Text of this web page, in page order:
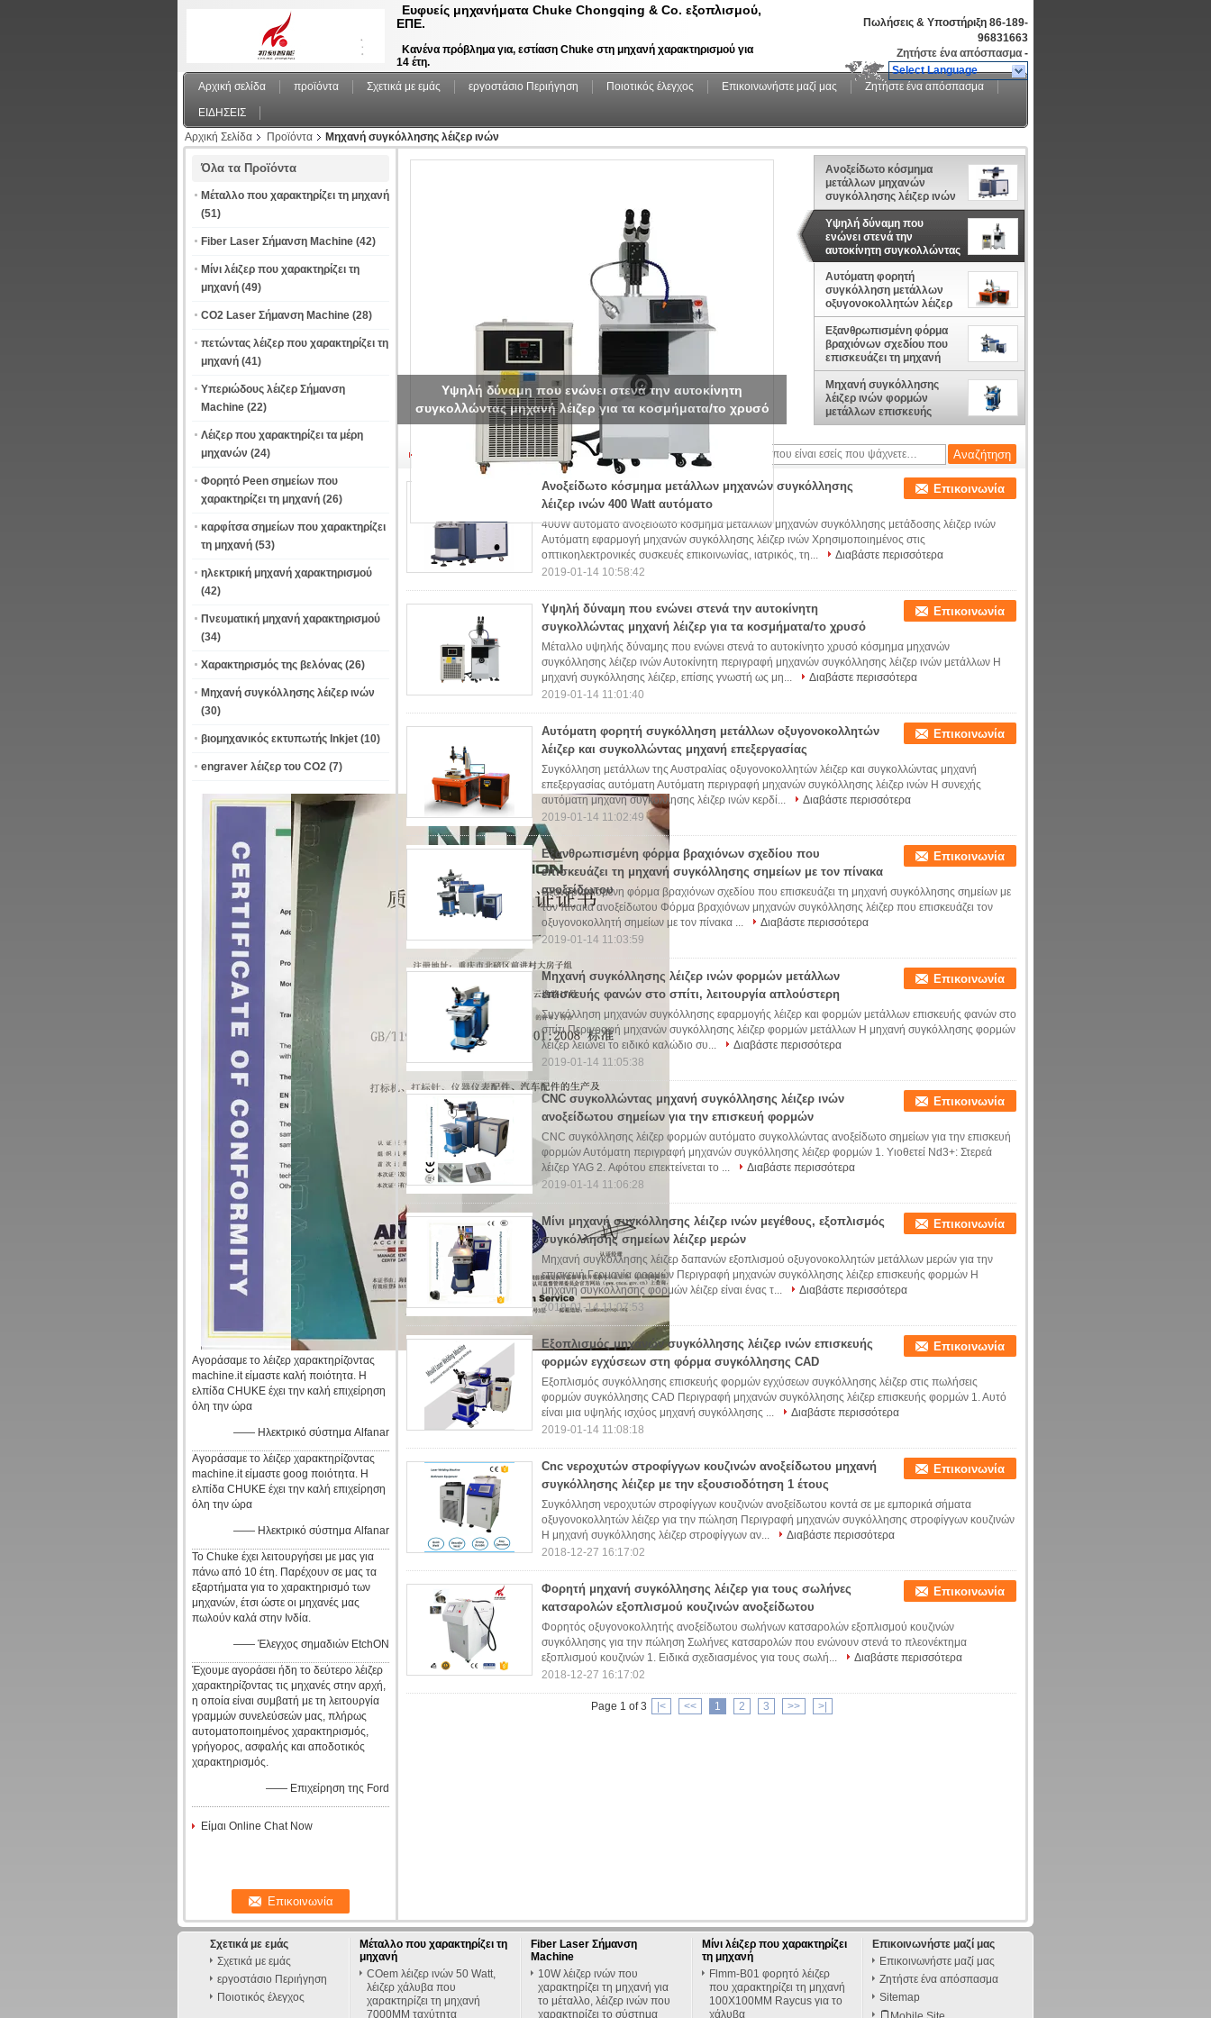
Ευφυείς μηχανήματα Chuke Chongqing & Co. εξοπλισμού,
ΕΠΕ.
Κανένα πρόβλημα για, εστίαση Chuke στη μηχανή χαρακτηρισμού για
14 έτη.
Πωλήσεις & Υποστήριξη 86-189-
96831663
Ζητήστε ένα απόσπασμα -
Select Language
Αρχική σελίδα
προϊόντα Σχετικά με εμάς εργοστάσιο Περιήγηση Ποιοτικός έλεγχος Επικοινωνήστε μαζί μας Ζητήστε ένα απόσπασμα
ΕΙΔΗΣΕΙΣ
Αρχική Σελίδα
Προϊόντα Μηχανή συγκόλλησης λέιζερ ινών
Όλα τα Προϊόντα
Μέταλλο που χαρακτηρίζει τη μηχανή
(51)
Fiber Laser Σήμανση Machine (42)
Μίνι λέιζερ που χαρακτηρίζει τη
μηχανή (49)
CO2 Laser Σήμανση Machine (28)
πετώντας λέιζερ που χαρακτηρίζει τη
μηχανή (41)
Υπεριώδους λέιζερ Σήμανση
Machine (22)
Λέιζερ που χαρακτηρίζει τα μέρη
μηχανών (24)
Φορητό Peen σημείων που
χαρακτηρίζει τη μηχανή (26)
καρφίτσα σημείων που χαρακτηρίζει
τη μηχανή (53)
ηλεκτρική μηχανή χαρακτηρισμού
(42)
Πνευματική μηχανή χαρακτηρισμού
(34)
Χαρακτηρισμός της βελόνας (26)
Μηχανή συγκόλλησης λέιζερ ινών
(30)
βιομηχανικός εκτυπωτής Inkjet (10)
engraver λέιζερ του CO2 (7)
Αγοράσαμε το λέιζερ χαρακτηρίζοντας
machine.it είμαστε καλή ποιότητα. Η
ελπίδα CHUKE έχει την καλή επιχείρηση
όλη την ώρα
—— Ηλεκτρικό σύστημα Alfanar
Αγοράσαμε το λέιζερ χαρακτηρίζοντας
machine.it είμαστε goog ποιότητα. Η
ελπίδα CHUKE έχει την καλή επιχείρηση
όλη την ώρα
—— Ηλεκτρικό σύστημα Alfanar
Το Chuke έχει λειτουργήσει με μας για
πάνω από 10 έτη. Παρέχουν σε μας τα
εξαρτήματα για το χαρακτηρισμό των
μηχανών, έτσι ώστε οι μηχανές μας
πωλούν καλά στην Ινδία.
—— Έλεγχος σημαδιών EtchON
Έχουμε αγοράσει ήδη το δεύτερο λέιζερ
χαρακτηρίζοντας τις μηχανές στην αρχή,
η οποία είναι συμβατή με τη λειτουργία
γραμμών συνελεύσεών μας, πλήρως
αυτοματοποιημένος χαρακτηρισμός,
γρήγορος, ασφαλής και αποδοτικός
χαρακτηρισμός.
—— Επιχείρηση της Ford
Είμαι Online Chat Now
Υψηλή δύναμη που ενώνει στενά την αυτοκίνητη
συγκολλώντας μηχανή λέιζερ για τα κοσμήματα/το χρυσό
Ανοξείδωτο κόσμημα
μετάλλων μηχανών
συγκόλλησης λέιζερ ινών
400 Watt αυτόματο
Υψηλή δύναμη που
ενώνει στενά την
αυτοκίνητη συγκολλώντας
μηχανή λέιζερ για τα
κοσμήματα/το χρυσό
Αυτόματη φορητή
συγκόλληση μετάλλων
οξυγονοκολλητών λέιζερ
και συγκολλώντας μηχανή
επεξεργασίας
Εξανθρωπισμένη φόρμα
βραχιόνων σχεδίου που
επισκευάζει τη μηχανή
συγκόλλησης σημείων με
τον πίνακα ανοξείδωτου
Μηχανή συγκόλλησης
λέιζερ ινών φορμών
μετάλλων επισκευής
φανών στο σπίτι,
Μηχανή συγκόλλησης λέιζερ ινών (30)
Ανοξείδωτο κόσμημα μετάλλων μηχανών συγκόλλησης
λέιζερ ινών 400 Watt αυτόματο
Επικοινωνία
400W αυτόματο ανοξείδωτο κόσμημα μετάλλων μηχανών συγκόλλησης μετάδοσης λέιζερ ινών
Αυτόματη εφαρμογή μηχανών συγκόλλησης λέιζερ ινών Χρησιμοποιημένος στις
οπτικοηλεκτρονικές συσκευές επικοινωνίας, ιατρικός, τη...
Διαβάστε περισσότερα
2019-01-14 10:58:42
Υψηλή δύναμη που ενώνει στενά την αυτοκίνητη
συγκολλώντας μηχανή λέιζερ για τα κοσμήματα/το χρυσό
Επικοινωνία
Μέταλλο υψηλής δύναμης που ενώνει στενά το αυτοκίνητο χρυσό κόσμημα μηχανών
συγκόλλησης λέιζερ ινών Αυτοκίνητη περιγραφή μηχανών συγκόλλησης λέιζερ ινών μετάλλων Η
μηχανή συγκόλλησης λέιζερ, επίσης γνωστή ως μη...
Διαβάστε περισσότερα
2019-01-14 11:01:40
Αυτόματη φορητή συγκόλληση μετάλλων οξυγονοκολλητών
λέιζερ και συγκολλώντας μηχανή επεξεργασίας
Επικοινωνία
Συγκόλληση μετάλλων της Αυστραλίας οξυγονοκολλητών λέιζερ και συγκολλώντας μηχανή
επεξεργασίας αυτόματη Αυτόματη περιγραφή μηχανών συγκόλλησης λέιζερ ινών Η συνεχής
αυτόματη μηχανή συγκόλλησης λέιζερ ινών κερδί...
Διαβάστε περισσότερα
2019-01-14 11:02:49
Εξανθρωπισμένη φόρμα βραχιόνων σχεδίου που
επισκευάζει τη μηχανή συγκόλλησης σημείων με τον πίνακα
ανοξείδωτου
Επικοινωνία
Εξανθρωπισμένη φόρμα βραχιόνων σχεδίου που επισκευάζει τη μηχανή συγκόλλησης σημείων με
τον πίνακα ανοξείδωτου Φόρμα βραχιόνων μηχανών συγκόλλησης λέιζερ που επισκευάζει τον
οξυγονοκολλητή σημείων με τον πίνακα ...
Διαβάστε περισσότερα
2019-01-14 11:03:59
Μηχανή συγκόλλησης λέιζερ ινών φορμών μετάλλων
επισκευής φανών στο σπίτι, λειτουργία απλούστερη
Επικοινωνία
Συγκόλληση μηχανών συγκόλλησης εφαρμογής λέιζερ και φορμών μετάλλων επισκευής φανών στο
σπίτι Περιγραφή μηχανών συγκόλλησης λέιζερ φορμών μετάλλων Η μηχανή συγκόλλησης φορμών
λέιζερ λειώνει το ειδικό καλώδιο συ...
Διαβάστε περισσότερα
2019-01-14 11:05:38
CNC συγκολλώντας μηχανή συγκόλλησης λέιζερ ινών
ανοξείδωτου σημείων για την επισκευή φορμών
Επικοινωνία
CNC συγκόλλησης λέιζερ φορμών αυτόματο συγκολλώντας ανοξείδωτο σημείων για την επισκευή
φορμών Αυτόματη περιγραφή μηχανών συγκόλλησης λέιζερ φορμών 1. Υιοθετεί Nd3+: Στερεά
λέιζερ YAG 2. Αφότου επεκτείνεται το ...
Διαβάστε περισσότερα
2019-01-14 11:06:28
Μίνι μηχανή συγκόλλησης λέιζερ ινών μεγέθους, εξοπλισμός
συγκόλλησης σημείων λέιζερ μερών
Επικοινωνία
Μηχανή συγκόλλησης λέιζερ δαπανών εξοπλισμού οξυγονοκολλητών μετάλλων μερών για την
επισκευή Γερμανία φορμών Περιγραφή μηχανών συγκόλλησης λέιζερ επισκευής φορμών Η
μηχανή συγκόλλησης φορμών λέιζερ είναι ένας τ...
Διαβάστε περισσότερα
2019-01-14 11:07:53
Εξοπλισμός μηχανών συγκόλλησης λέιζερ ινών επισκευής
φορμών εγχύσεων στη φόρμα συγκόλλησης CAD
Επικοινωνία
Εξοπλισμός συγκόλλησης επισκευής φορμών εγχύσεων συγκόλλησης λέιζερ στις πωλήσεις
φορμών συγκόλλησης CAD Περιγραφή μηχανών συγκόλλησης λέιζερ επισκευής φορμών 1. Αυτό
είναι μια υψηλής ισχύος μηχανή συγκόλλησης ...
Διαβάστε περισσότερα
2019-01-14 11:08:18
Cnc νεροχυτών στροφίγγων κουζινών ανοξείδωτου μηχανή
συγκόλλησης λέιζερ με την εξουσιοδότηση 1 έτους
Επικοινωνία
Συγκόλληση νεροχυτών στροφίγγων κουζινών ανοξείδωτου κοντά σε με εμπορικά σήματα
οξυγονοκολλητών λέιζερ για την πώληση Περιγραφή μηχανών συγκόλλησης στροφίγγων κουζινών
Η μηχανή συγκόλλησης λέιζερ στροφίγγων αν...
Διαβάστε περισσότερα
2018-12-27 16:17:02
Φορητή μηχανή συγκόλλησης λέιζερ για τους σωλήνες
κατσαρολών εξοπλισμού κουζινών ανοξείδωτου
Επικοινωνία
Φορητός οξυγονοκολλητής ανοξείδωτου σωλήνων κατσαρολών εξοπλισμού κουζινών
συγκόλλησης για την πώληση Σωλήνες κατσαρολών που ενώνουν στενά το πλεονέκτημα
εξοπλισμού κουζινών 1. Ειδικά σχεδιασμένος για τους σωλή...
Διαβάστε περισσότερα
2018-12-27 16:17:02
Page 1 of 3 |< << 1 2 3 >> >|
Σχετικά με εμάς
Σχετικά με εμάς
εργοστάσιο Περιήγηση
Ποιοτικός έλεγχος
Μέταλλο που χαρακτηρίζει τη
μηχανή
COem λέιζερ ινών 50 Watt,
λέιζερ χάλυβα που
χαρακτηρίζει τη μηχανή
7000MM ταχύτητα
Fiber Laser Σήμανση
Machine
10W λέιζερ ινών που
χαρακτηρίζει τη μηχανή για
το μέταλλο, λέιζερ ινών που
χαρακτηρίζει το σύστημα
Μίνι λέιζερ που χαρακτηρίζει
τη μηχανή
Flmm-B01 φορητό λέιζερ
που χαρακτηρίζει τη μηχανή
100X100MM Raycus για το
χάλυβα
Επικοινωνήστε μαζί μας
Επικοινωνήστε μαζί μας
Ζητήστε ένα απόσπασμα
Sitemap